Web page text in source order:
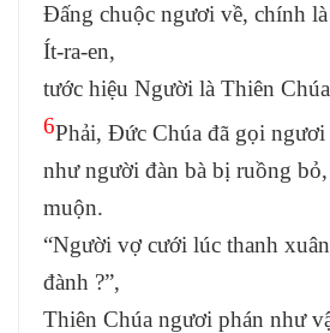
Đấng chuộc ngươi về, chính
Ít-ra-en,
tước hiệu Người là Thiên
6Phải, Đức Chúa đã gọi ngươi
như người đàn bà bị ruồng bỏ,
muộn.
“Người vợ cưới lúc thanh
đành ?”,
Thiên Chúa ngươi phán như